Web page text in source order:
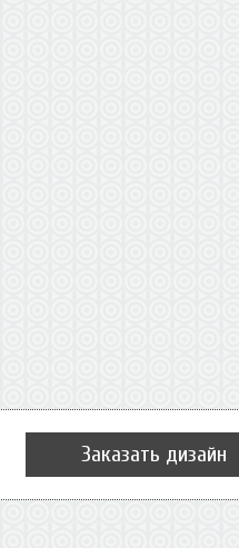
Заказать дизайн